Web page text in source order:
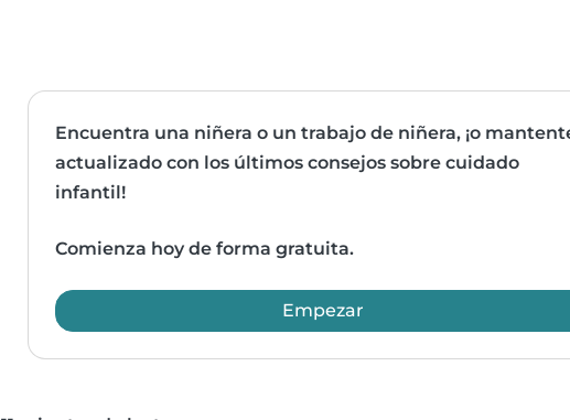
Encuentra una niñera o un trabajo de niñera, ¡o
actualizado con los últimos consejos sobre cuidado
infantil!
Comienza hoy de forma gratuita.
Empezar